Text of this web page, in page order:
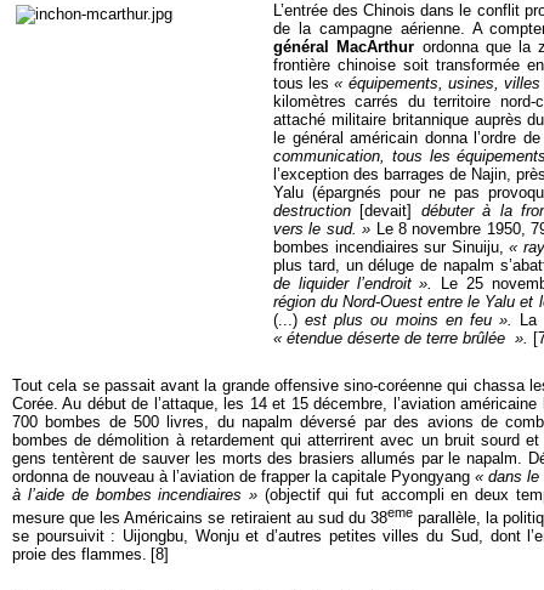
L’entrée des Chinois dans le conflit
de la campagne aérienne. A
général MacArthur ordonna que la
frontière chinoise soit transformée
tous les« équipements, usines,
kilomètres carrés du territoire
attaché militaire britannique auprès
le général américain donna l’ordre
communication, tous les
l’exception des barrages de Najin,
Yalu (épargnés pour ne pas
destruction [devait] débuter à la
vers le sud. » Le 8 novembre 1950,
bombes incendiaires sur Sinuiju,«
plus tard, un déluge de napalm
de liquider l’endroit ».
Le 25
région du Nord-Ouest entre le Yalu
(...)est plus ou moins en feu ».
La
« étendue déserte de terre brûlée ».
Tout cela se passait avant la grande offensive sino-coréenne qui chassa
Corée. Au début de l’attaque, les 14 et 15 décembre, l’aviation
700 bombes de 500 livres, du napalm déversé par des avions de
bombes de démolition à retardement qui atterrirent avec un bruit sourd
gens tentèrent de sauver les morts des brasiers allumés par le napalm.
ordonna de nouveau à l’aviation de frapper la capitale Pyongyang « dans le
à l’aide de bombes incendiaires » (objectif qui fut accompli en deux
mesure que les Américains se retiraient au sud du 38eme parallèle, la
se poursuivit : Uijongbu, Wonju et d’autres petites villes du Sud, dont
proie des flammes. [8]